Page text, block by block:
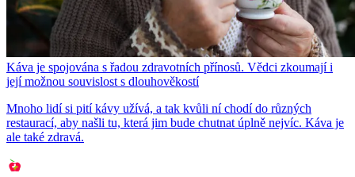
Káva je spojována s řadou zdravotních přínosů. Vědci zkoumají i
její možnou souvislost s dlouhověkostí
Mnoho lidí si pití kávy užívá, a tak kvůli ní chodí do různých
restaurací, aby našli tu, která jim bude chutnat úplně nejvíc. Káva je
ale také zdravá.